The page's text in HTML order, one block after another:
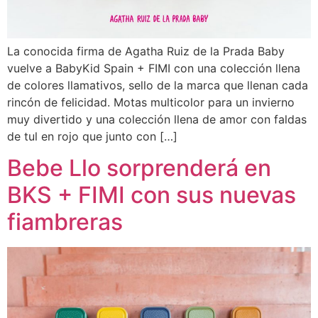
La conocida firma de Agatha Ruiz de la Prada Baby
vuelve a BabyKid Spain + FIMI con una colección llena
de colores llamativos, sello de la marca que llenan cada
rincón de felicidad. Motas multicolor para un invierno
muy divertido y una colección llena de amor con faldas
de tul en rojo que junto con […]
Bebe Llo sorprenderá en
BKS + FIMI con sus nuevas
fiambreras